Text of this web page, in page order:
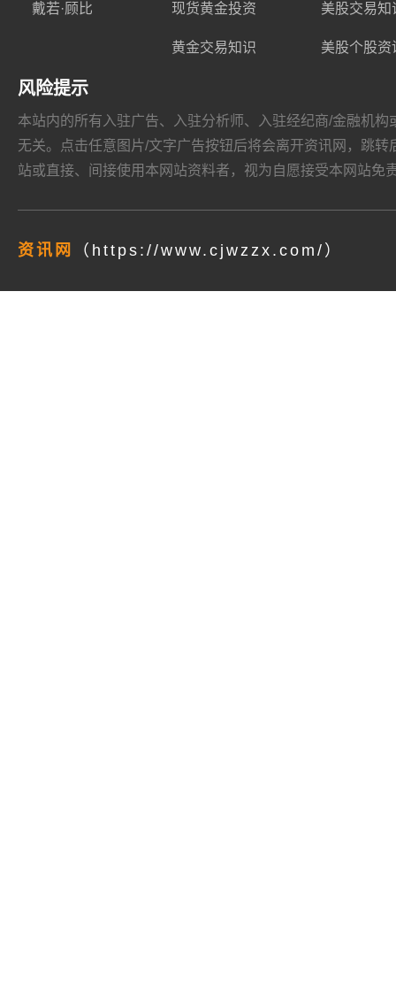
戴若·顾比 现货黄金投资
黄金交易知识
美股交易知
美股个股资
风险提示
本站内的所有入驻广告、入驻分析师、入驻经纪商/金融机
无关。点击任意图片/文字广告按钮后将会离开资讯网，跳
站或直接、间接使用本网站资料者，视为自愿接受本网站免
资讯网 （https://www.cjwzzx.com/）